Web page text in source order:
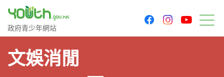
政府青少年網站
政府青少年網站
facebookinstagram
文娛消閒